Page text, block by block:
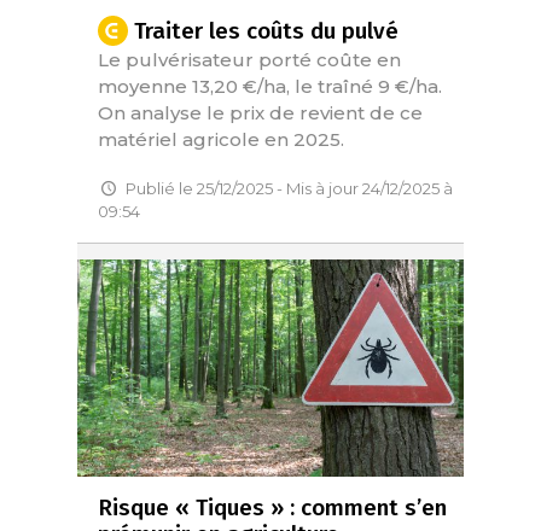
Traiter les coûts du pulvé
Le pulvérisateur porté coûte en
moyenne 13,20 €/ha, le traîné 9 €/ha.
On analyse le prix de revient de ce
matériel agricole en 2025.
Publié le 25/12/2025 - Mis à jour 24/12/2025 à
09:54
Risque « Tiques » : comment s’en